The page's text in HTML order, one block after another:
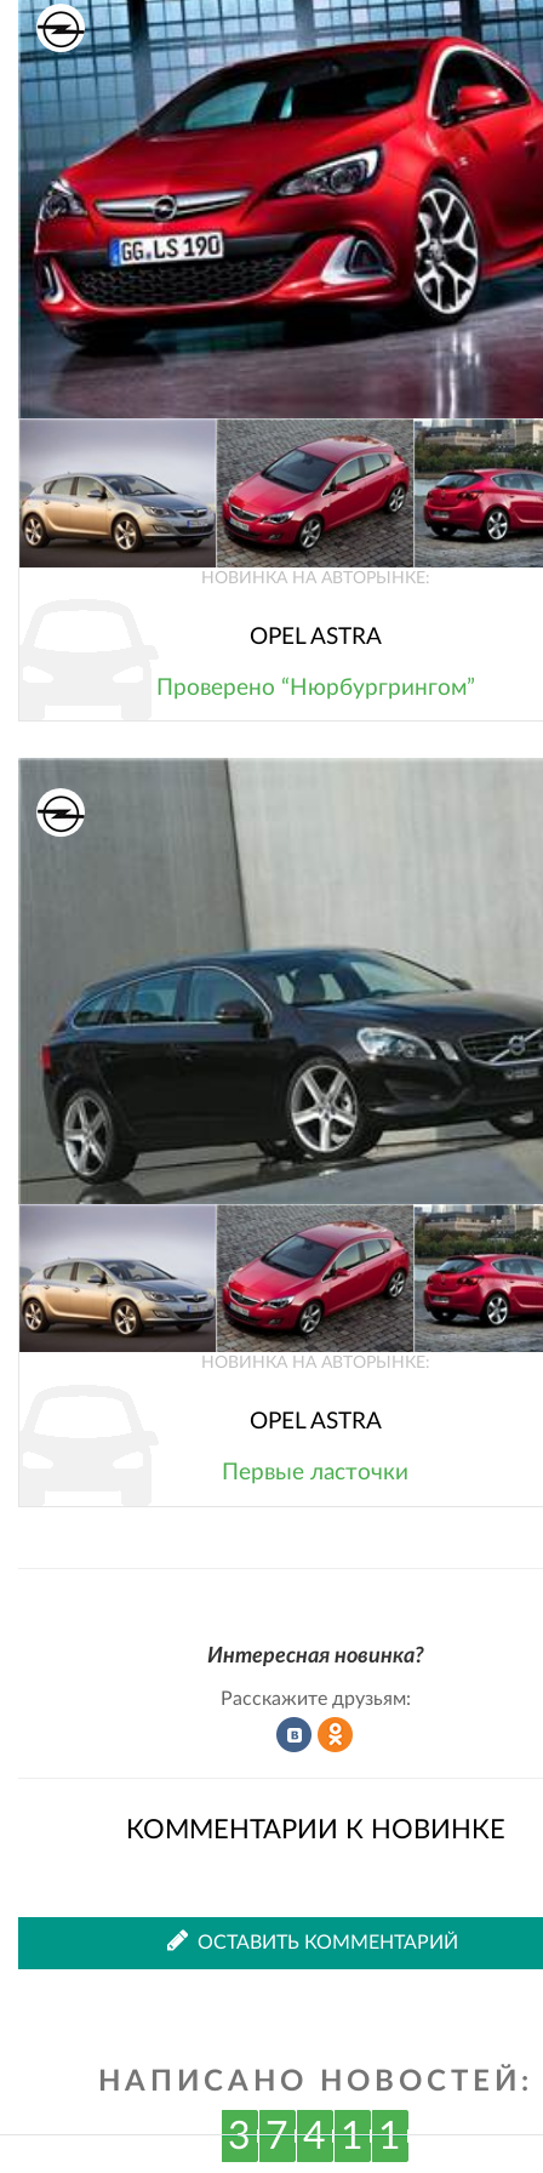
НОВИНКА НА АВТОРЫНКЕ:
OPEL ASTRA
Проверено “Нюрбургрингом”
НОВИНКА НА АВТОРЫНКЕ:
OPEL ASTRA
Первые ласточки
Интересная новинка?
Расскажите друзьям:
КОММЕНТАРИИ К НОВИНКЕ
ОСТАВИТЬ КОММЕНТАРИЙ
НАПИСАНО НОВОСТЕЙ:
3 7 4 1 1